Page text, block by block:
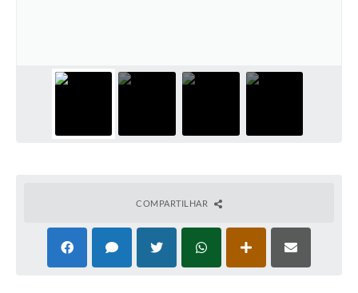
Coleta Seletiva
Empreendedores
COMPARTILHAR